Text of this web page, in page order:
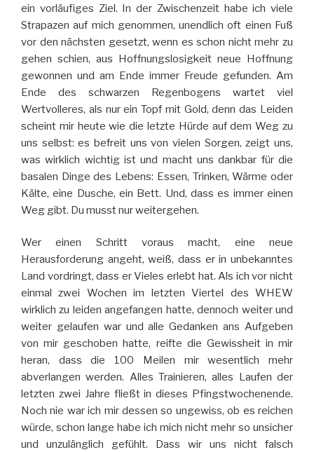
ein vorläufiges Ziel. In der Zwischenzeit habe ich viele
Strapazen auf mich genommen, unendlich oft einen Fuß
vor den nächsten gesetzt, wenn es schon nicht mehr zu
gehen schien, aus Hoffnungslosigkeit neue Hoffnung
gewonnen und am Ende immer Freude gefunden. Am
Ende des schwarzen Regenbogens wartet viel
Wertvolleres, als nur ein Topf mit Gold, denn das Leiden
scheint mir heute wie die letzte Hürde auf dem Weg zu
uns selbst: es befreit uns von vielen Sorgen, zeigt uns,
was wirklich wichtig ist und macht uns dankbar für die
basalen Dinge des Lebens: Essen, Trinken, Wärme oder
Kälte, eine Dusche, ein Bett. Und, dass es immer einen
Weg gibt. Du musst nur weitergehen.
Wer einen Schritt voraus macht, eine neue
Herausforderung angeht, weiß, dass er in unbekanntes
Land vordringt, dass er Vieles erlebt hat. Als ich vor nicht
einmal zwei Wochen im letzten Viertel des WHEW
wirklich zu leiden angefangen hatte, dennoch weiter und
weiter gelaufen war und alle Gedanken ans Aufgeben
von mir geschoben hatte, reifte die Gewissheit in mir
heran, dass die 100 Meilen mir wesentlich mehr
abverlangen werden. Alles Trainieren, alles Laufen der
letzten zwei Jahre fließt in dieses Pfingstwochenende.
Noch nie war ich mir dessen so ungewiss, ob es reichen
würde, schon lange habe ich mich nicht mehr so unsicher
und unzulänglich gefühlt. Dass wir uns nicht falsch